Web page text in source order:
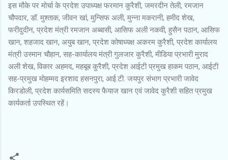
इस मौके पर मोर्चा के प्रदेश उपाध्यक्ष फरमान कुरैशी, जमरदीन तेली, रमजान
चौपदार, डॉ. मुश्ताक, जीवन खां, मुन्सिफ अली, मुन्ना मकरानी, हमीद शेख,
फरीदुदीन, प्रदेश मंत्री रमजान अब्बासी, आसिफ अली नकवी, हुसैन पठान, आसिफ
खान, शहजाद खान, अयुब खान, प्रदेश कोषाध्यक्ष अकरम कुरैशी, प्रदेश कार्यालय
मंत्री उस्मान चौहान, सह-कार्यालय मंत्री गुलजार कुरैशी, मीडिया प्रभारी मुराद
अली शेख, विकार अहमद, महबूब कुरैशी, प्रदेश आईटी प्रमुख हाकम पठान, आईटी
सह-प्रमुख मोहम्मद इरशाद हसनपुरा, आई.टी. जयपुर संभाग प्रभारी जावेद
किरडोली, प्रदेश कार्यसमिति सदस्य फैयाज खान एवं जावेद कुरैशी सहित प्रमुख
कार्यकर्ता उपस्थित रहें।